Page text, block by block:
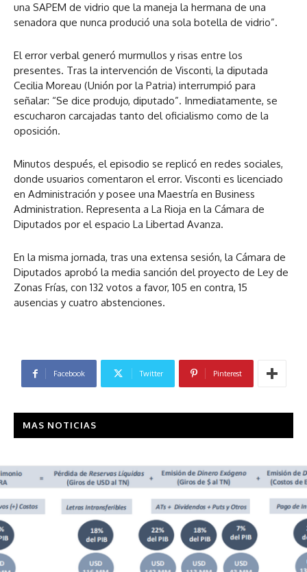
una SAPEM de vidrio que la maneja la hermana de una
senadora que nunca produció una sola botella de vidrio”.
El error verbal generó murmullos y risas entre los
presentes. Tras la intervención de Visconti, la diputada
Cecilia Moreau (Unión por la Patria) interrumpió para
señalar: “Se dice produjo, diputado”. Inmediatamente, se
escucharon carcajadas tanto del oficialismo como de la
oposición.
Minutos después, el episodio se replicó en redes sociales,
donde usuarios comentaron el error. Visconti es licenciado
en Administración y posee una Maestría en Business
Administration. Representa a La Rioja en la Cámara de
Diputados por el espacio La Libertad Avanza.
En la misma jornada, tras una extensa sesión, la Cámara de
Diputados aprobó la media sanción del proyecto de Ley de
Zonas Frías, con 132 votos a favor, 105 en contra, 15
ausencias y cuatro abstenciones.
Facebook Twitter Pinterest
MAS NOTICIAS